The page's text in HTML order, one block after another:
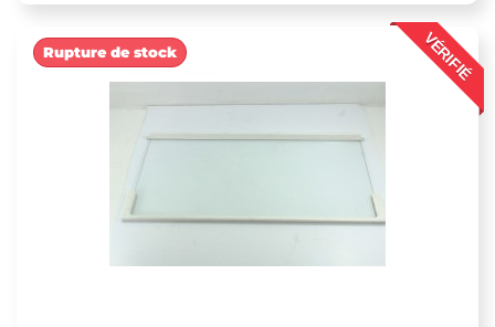
VÉRIFIÉ
Rupture de stock